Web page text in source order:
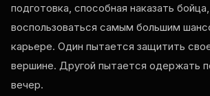
подготовка, способная наказать
воспользоваться самым большим
карьере. Один пытается защитить
вершине. Другой пытается одержать
вечер.